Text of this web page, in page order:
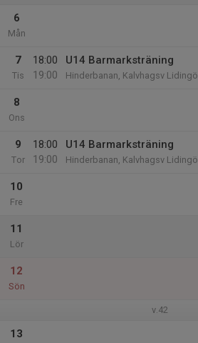
6
Mån
7
Tis
18:00
19:00
U14 Barmarksträning
Hinderbanan, Kalvhagsv Lidingö
8
Ons
9
Tor
18:00
19:00
U14 Barmarksträning
Hinderbanan, Kalvhagsv Lidingö
10
Fre
11
Lör
12
Sön
v.42
13